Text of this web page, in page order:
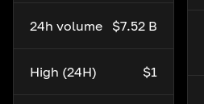
24h volume $7.52 B
High (24H) $1